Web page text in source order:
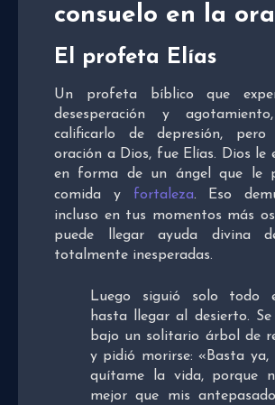
consuelo en la
El profeta Elías
Un profeta bíblico que
desesperación y
calificarlo de depresión,
oración a Dios, fue Elías. Dios le
en forma de un ángel que le
comida y fortaleza. Eso
incluso en tus momentos más
puede llegar ayuda divina
totalmente inesperadas.
Luego siguió solo todo
hasta llegar al desierto. Se
bajo un solitario árbol de
y pidió morirse: «Basta ya,
quítame la vida, porque
mejor que mis